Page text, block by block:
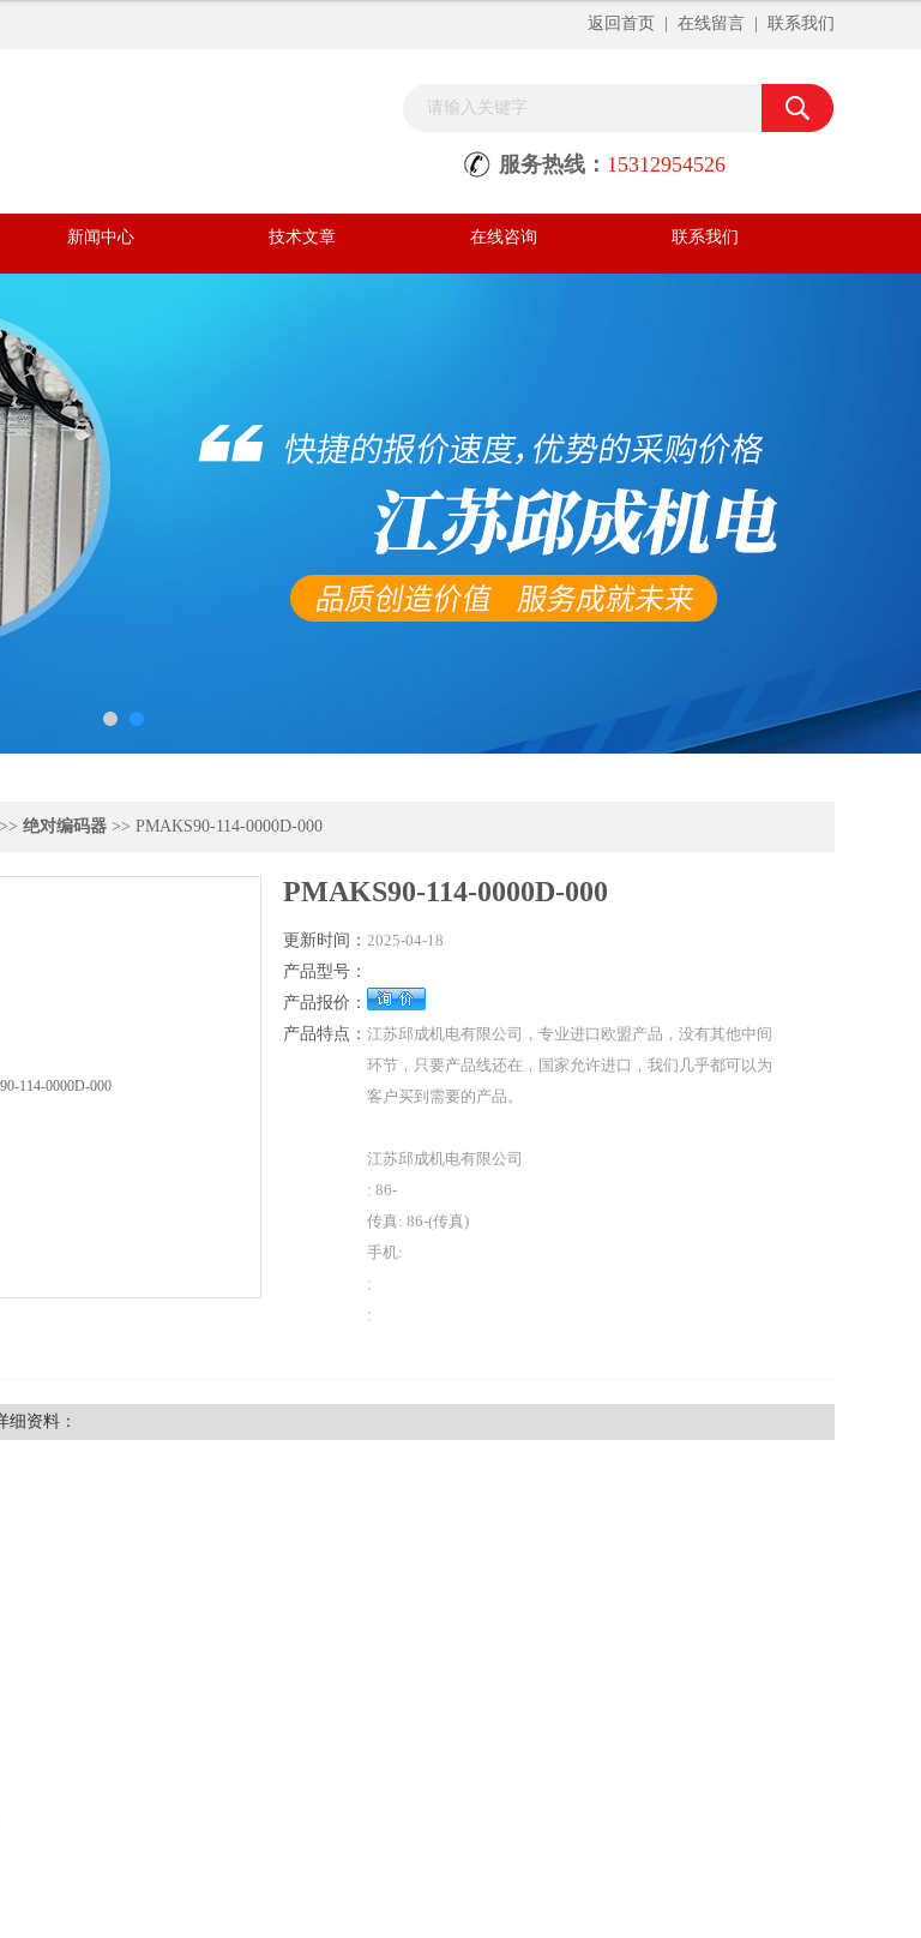
返回首页 在线留言 联系我们
服务热线： 15312954526
新闻中心 技术文章 在线咨询 联系我们
>> 绝对编码器 >> PMAKS90-114-0000D-000
PMAKS90-114-0000D-000
更新时间： 2025-04-18
产品型号：
产品报价：
产品特点： 江苏邱成机电有限公司，专业进口欧盟产品，没有其他中间
环节，只要产品线还在，国家允许进口，我们几乎都可以为
客户买到需要的产品。
江苏邱成机电有限公司
: 86-
传真: 86-(传真)
手机:
:
:
细资料：